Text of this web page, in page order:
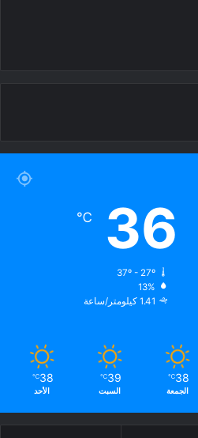
36
℃
37º - 27º
13%
1.41 كيلومتر/ساعة
38
℃
الجمعة
39
℃
السبت
38
℃
الأحد